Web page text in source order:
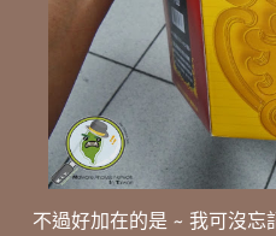
不過好加在的是 ~ 我可沒